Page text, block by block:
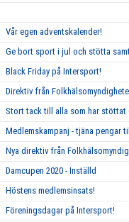
Vår egen adventskalender!
Ge bort sport i jul och stötta
Black Friday på Intersport!
Direktiv från
Stort tack till alla som har stöttat
Medlemskampanj - tjäna pengar
Nya direktiv från
Damcupen 2020 - Inställd
Höstens medlemsinsats!
Föreningsdagar på Intersport!